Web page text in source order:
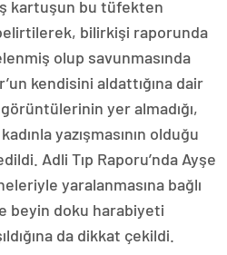
kartuşun bu tüfekten
bilirkişi raporunda
olup savunmasında
kendisini aldattığına dair
yer almadığı,
yazışmasının olduğu
Adli Tıp Raporu’nda Ayşe
yaralanmasına bağlı
beyin doku harabiyeti
da dikkat çekildi.